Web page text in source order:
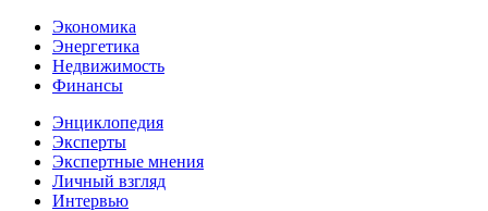
Экономика
Энергетика
Недвижимость
Финансы
Энциклопедия
Эксперты
Экспертные мнения
Личный взгляд
Интервью